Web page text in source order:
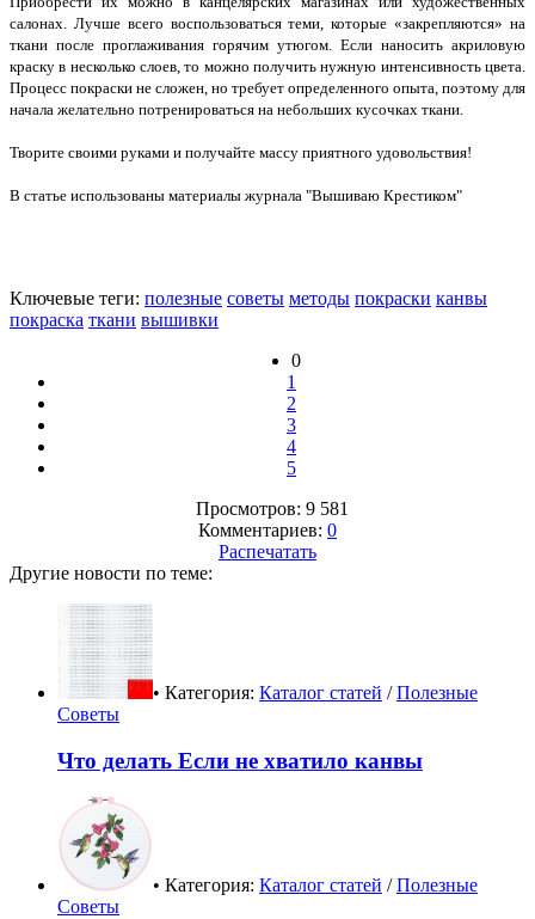
салонах. Лучше всего воспользоваться теми, которые «закрепляются» на
ткани после проглаживания горячим утюгом. Если наносить акриловую
краску в несколько слоев, то можно получить нужную интенсивность цвета.
Процесс покраски не сложен, но требует определенного опыта, поэтому для
начала желательно потренироваться на небольших кусочках ткани.
Творите своими руками и получайте массу приятного удовольствия!
В статье использованы материалы журнала "Вышиваю Крестиком"
Ключевые теги: полезные советы методы покраски канвы
покраска ткани вышивки
0
1
2
3
4
5
Просмотров: 9 581
Комментариев: 0
Распечатать
Другие новости по теме:
• Категория: Каталог статей /Полезные
Советы
Что делать Если не хватило канвы
• Категория: Каталог статей /Полезные
Советы